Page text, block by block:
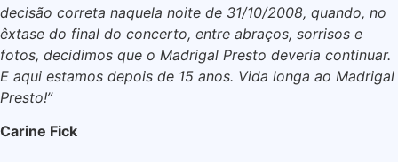
decisão correta naquela noite de 31/10/2008, quando, no
êxtase do final do concerto, entre abraços, sorrisos e
fotos, decidimos que o Madrigal Presto deveria continuar.
E aqui estamos depois de 15 anos. Vida longa ao Madrigal
Presto!”
Carine Fick